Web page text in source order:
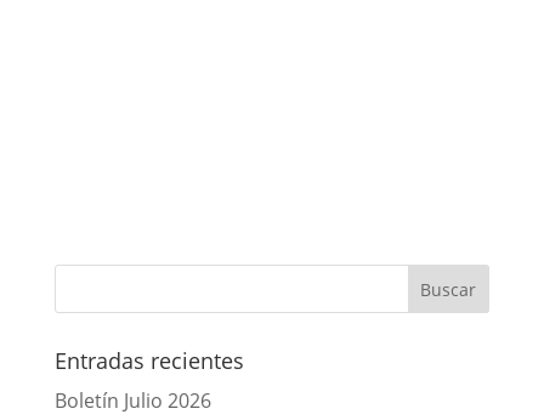
Entradas recientes
Boletín Julio 2026